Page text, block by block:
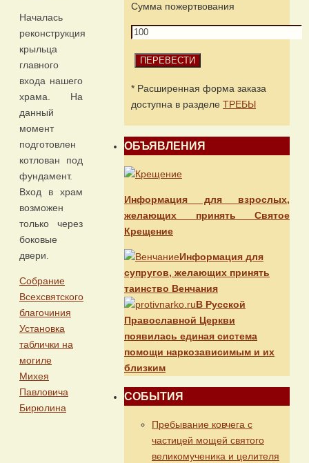
Началась
реконструкция
крыльца
главного
входа нашего
храма. На
данный
момент
подготовлен
котлован под
фундамент.
Вход в храм
возможен
только через
боковые
двери.
Собрание
Всехсвятского
благочиния
Установка
таблички на
могиле
Михея
Павловича
Бирюлина
Сумма пожертвования
* Расширенная форма заказа
доступна в разделе ТРЕБЫ
ОБЪЯВЛЕНИЯ
Информация для взрослых,
желающих принять Святое
Крещение
Информация для
супругов, желающих принять
таинство Венчания
В Русской
Православной Церкви
появилась единая система
помощи наркозависимым и их
близким
СОБЫТИЯ
Пребывание ковчега с
частицей мощей святого
великомученика и целителя